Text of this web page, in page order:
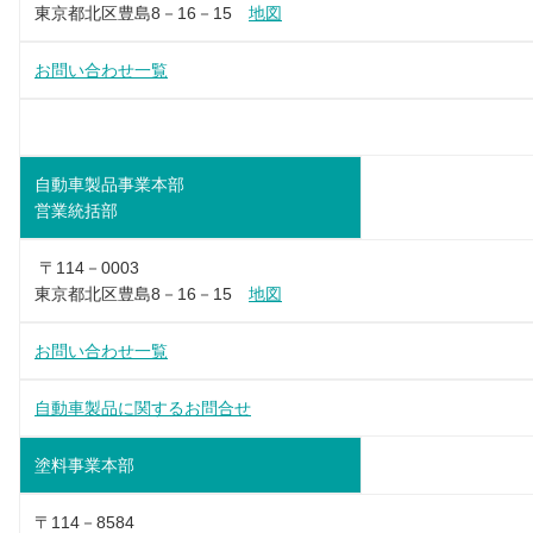
東京都北区豊島8－16－15 地図
お問い合わせ一覧
自動車製品事業本部
営業統括部
〒114－0003
東京都北区豊島8－16－15 地図
お問い合わせ一覧
自動車製品に関するお問合せ
塗料事業本部
〒114－8584